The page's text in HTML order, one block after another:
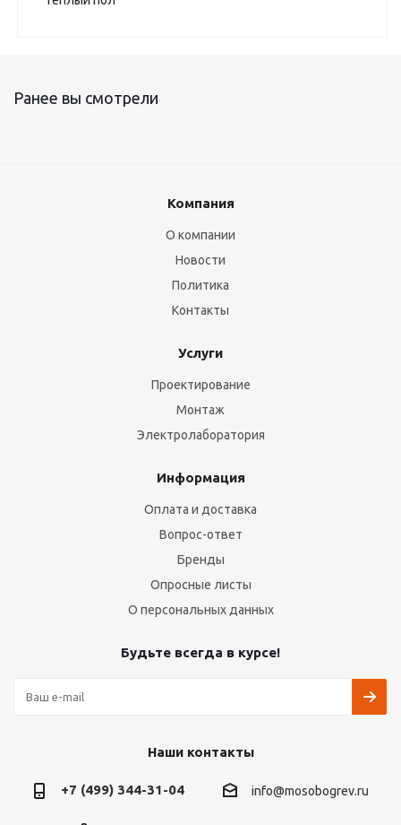
Ранее вы смотрели
Компания
О компании
Новости
Политика
Контакты
Услуги
Проектирование
Монтаж
Электролаборатория
Информация
Оплата и доставка
Вопрос-ответ
Бренды
Опросные листы
О персональных данных
Будьте всегда в курсе!
Наши контакты
+7 (499) 344-31-04 info@mosobogrev.ru